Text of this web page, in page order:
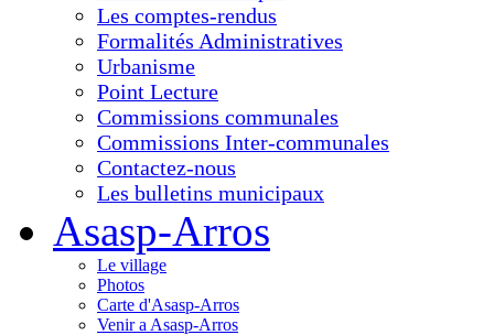
Les comptes-rendus
Formalités Administratives
Urbanisme
Point Lecture
Commissions communales
Commissions Inter-communales
Contactez-nous
Les bulletins municipaux
Asasp-Arros
Le village
Photos
Carte d'Asasp-Arros
Venir a Asasp-Arros